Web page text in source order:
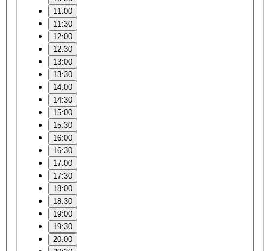
11:00
11:30
12:00
12:30
13:00
13:30
14:00
14:30
15:00
15:30
16:00
16:30
17:00
17:30
18:00
18:30
19:00
19:30
20:00